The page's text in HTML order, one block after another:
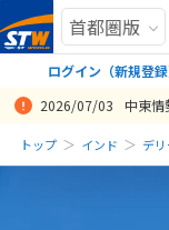
ログイン（新規登録
2026/07/03 中東
トップ インド デ